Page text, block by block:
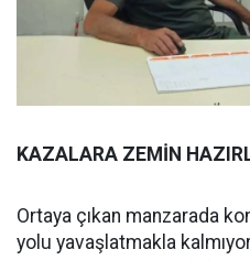
KAZALARA ZEMİN
Ortaya çıkan manzarada
yolu yavaşlatmakla